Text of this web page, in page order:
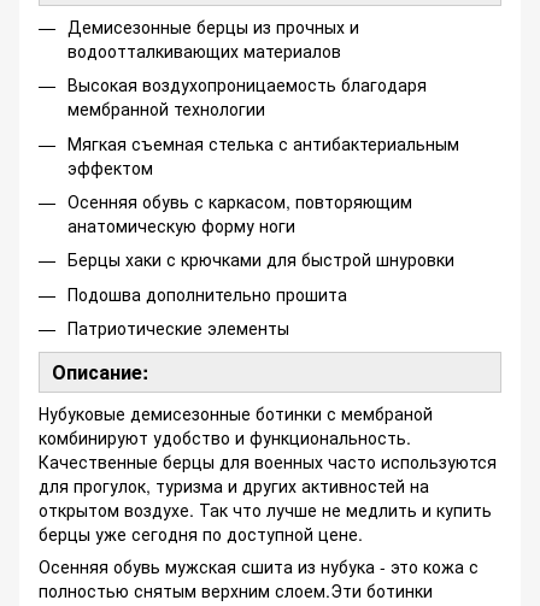
Демисезонные берцы из прочных и
водоотталкивающих материалов
Высокая воздухопроницаемость благодаря
мембранной технологии
Мягкая съемная стелька с антибактериальным
эффектом
Осенняя обувь с каркасом, повторяющим
анатомическую форму ноги
Берцы хаки с крючками для быстрой шнуровки
Подошва дополнительно прошита
Патриотические элементы
Описание:
Нубуковые демисезонные ботинки с мембраной
комбинируют удобство и функциональность.
Качественные берцы для военных часто используются
для прогулок, туризма и других активностей на
открытом воздухе. Так что лучше не медлить и купить
берцы уже сегодня по доступной цене.
Осенняя обувь мужская сшита из нубука - это кожа с
полностью снятым верхним слоем.Эти ботинки